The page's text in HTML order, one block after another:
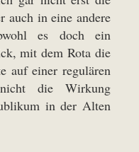
auch in eine andere
es doch ein
mit dem Rota die
auf einer regulären
nicht die Wirkung
in der Alten